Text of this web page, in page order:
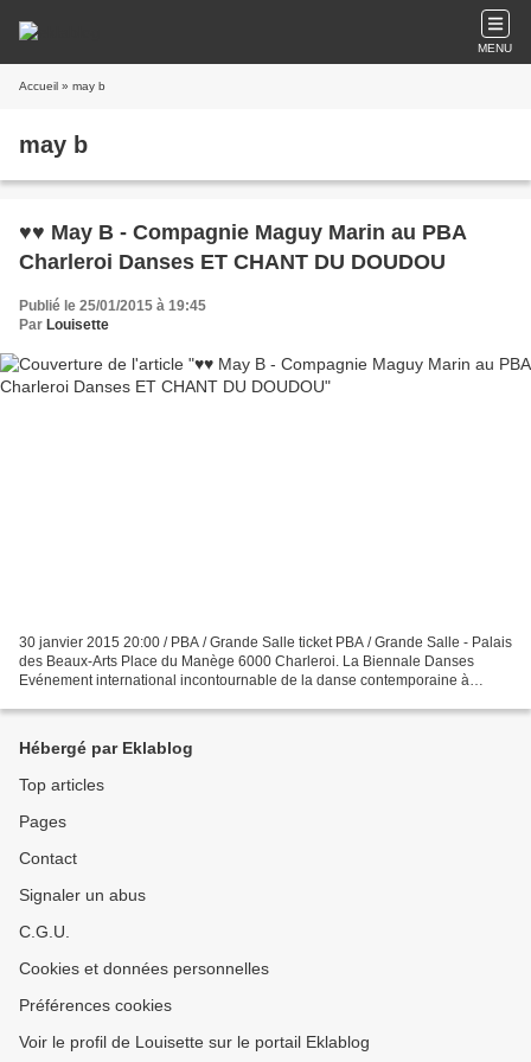
MENU
Accueil » may b
may b
♥♥ May B - Compagnie Maguy Marin au PBA
Charleroi Danses ET CHANT DU DOUDOU
Publié le 25/01/2015 à 19:45
Par Louisette
30 janvier 2015 20:00 / PBA / Grande Salle ticket PBA / Grande Salle - Palais
des Beaux-Arts Place du Manège 6000 Charleroi. La Biennale Danses
Evénement international incontournable de la danse contemporaine à
Hébergé par Eklablog
Top articles
Pages
Contact
Signaler un abus
C.G.U.
Cookies et données personnelles
Préférences cookies
Voir le profil de Louisette sur le portail Eklablog